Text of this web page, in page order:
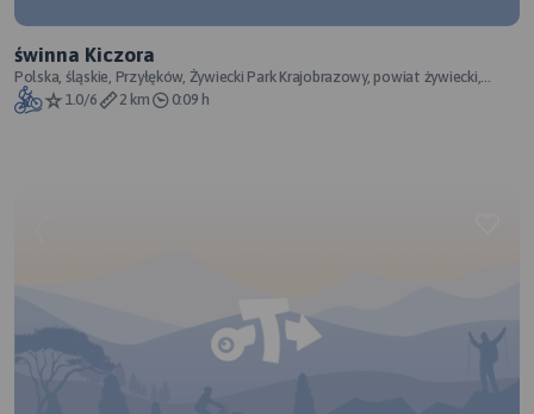
świnna Kiczora
Polska, śląskie, Przyłęków, Żywiecki Park Krajobrazowy, powiat żywiecki,
Zewnętrzne Karpaty Zachodni
1.0/6 2 km 0:09 h